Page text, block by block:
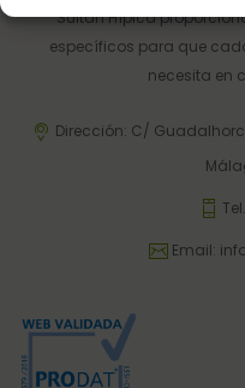
Sultán Hípica
específicos para que
necesita en
Dirección: C/
Email: